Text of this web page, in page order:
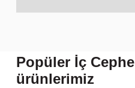
Popüler İç Cephe
ürünlerimiz